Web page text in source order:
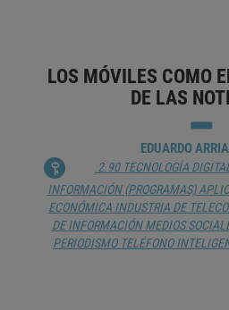
LOS MÓVILES COMO
DE LAS
EDUARDO
2.90 TECNOLOGÍA DIGITAL
INFORMACIÓN (PROGRAMAS)
ECONÓMICA INDUSTRIA DE
DE INFORMACIÓN MEDIOS
PERIODISMO TELÉFONO